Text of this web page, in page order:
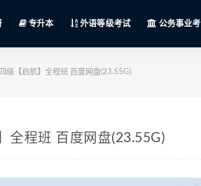
专升本 外语等级考试 公务事业考
级【启航】全程班 百度网盘(23.55G)
全程班 百度网盘(23.55G)